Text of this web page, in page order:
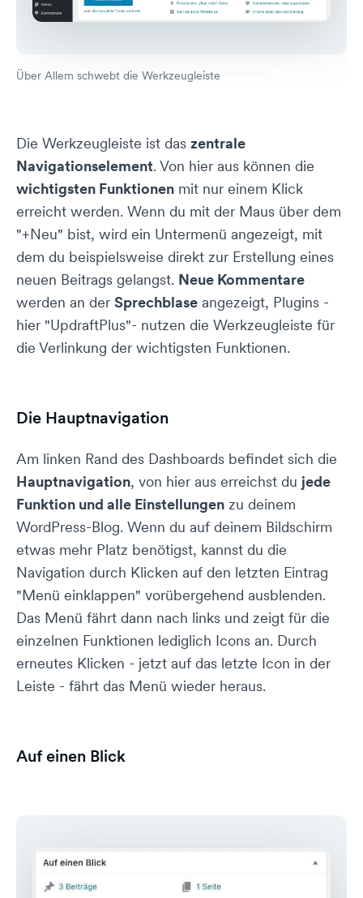
Über Allem schwebt die Werkzeugleiste
Die Werkzeugleiste ist das zentrale
Navigationselement. Von hier aus können die
wichtigsten Funktionen mit nur einem Klick
erreicht werden. Wenn du mit der Maus über dem
"+Neu" bist, wird ein Untermenü angezeigt, mit
dem du beispielsweise direkt zur Erstellung eines
neuen Beitrags gelangst. Neue Kommentare
werden an der Sprechblase angezeigt, Plugins -
hier "UpdraftPlus"- nutzen die Werkzeugleiste für
die Verlinkung der wichtigsten Funktionen.
Die Hauptnavigation
Am linken Rand des Dashboards befindet sich die
Hauptnavigation, von hier aus erreichst du jede
Funktion und alle Einstellungen zu deinem
WordPress-Blog. Wenn du auf deinem Bildschirm
etwas mehr Platz benötigst, kannst du die
Navigation durch Klicken auf den letzten Eintrag
"Menü einklappen" vorübergehend ausblenden.
Das Menü fährt dann nach links und zeigt für die
einzelnen Funktionen lediglich Icons an. Durch
erneutes Klicken - jetzt auf das letzte Icon in der
Leiste - fährt das Menü wieder heraus.
Auf einen Blick